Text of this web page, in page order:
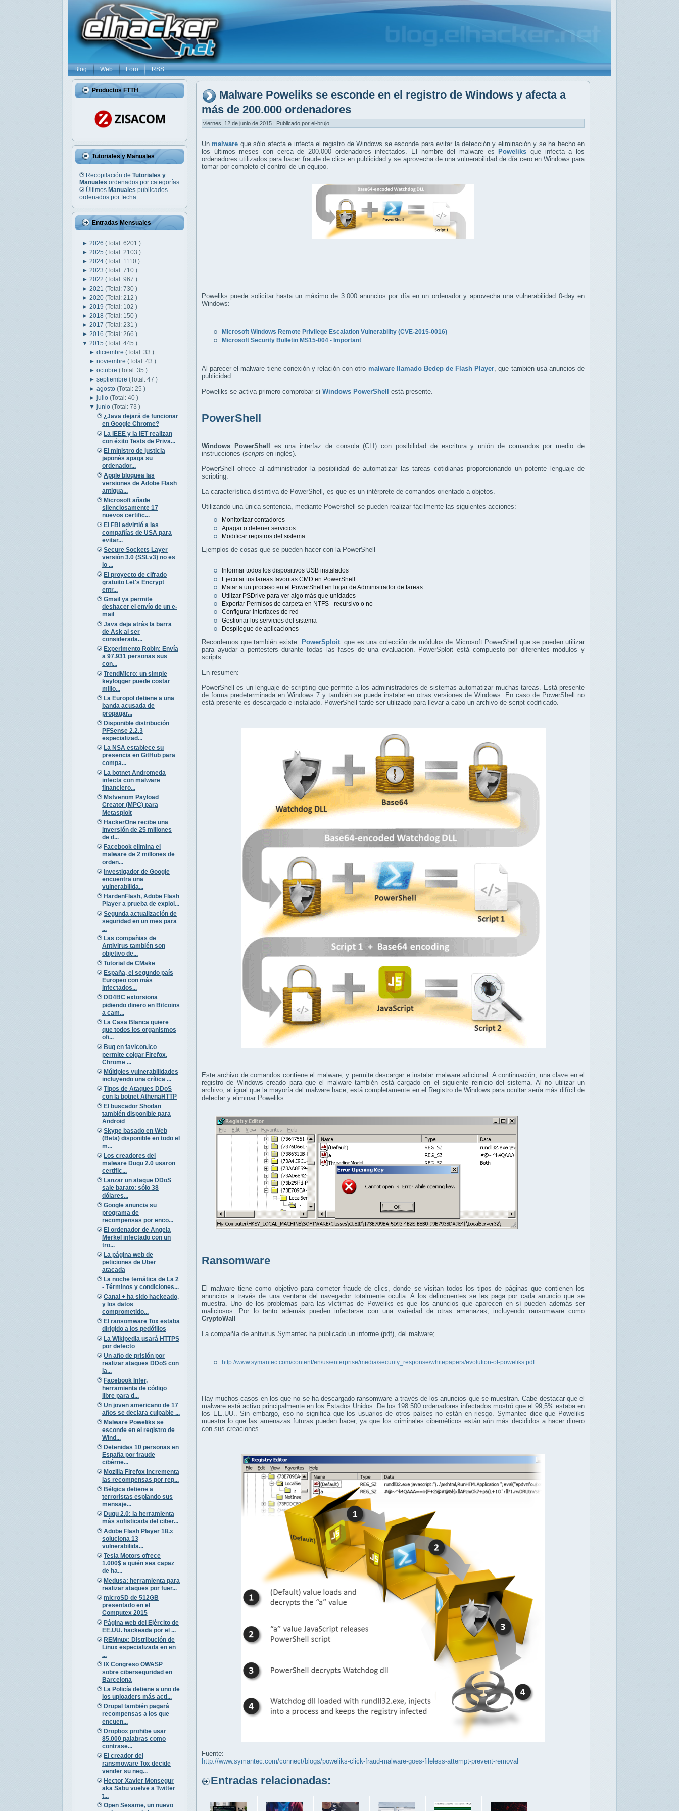
Blog Web Foro RSS
Productos FTTH
Tutoriales y Manuales
Recopilación de Tutoriales y
Manuales ordenados por categorías
Últimos Manuales publicados
ordenados por fecha
Entradas Mensuales
► 2026 (Total: 6201 )
► 2025 (Total: 2103 )
► 2024 (Total: 1110 )
► 2023 (Total: 710 )
► 2022 (Total: 967 )
► 2021 (Total: 730 )
► 2020 (Total: 212 )
► 2019 (Total: 102 )
► 2018 (Total: 150 )
► 2017 (Total: 231 )
► 2016 (Total: 266 )
▼ 2015 (Total: 445 )
►diciembre(Total: 33 )
►noviembre(Total: 43 )
►octubre(Total: 35 )
►septiembre(Total: 47 )
►agosto(Total: 25 )
►julio(Total: 40 )
▼junio(Total: 73 )
¿Java dejará de funcionar
en Google Chrome?
La IEEE y la IET realizan
con éxito Tests de Priva...
El ministro de justicia
japonés apaga su
ordenador...
Apple bloquea las
versiones de Adobe Flash
antigua...
Microsoft añade
silenciosamente 17
nuevos certific...
El FBI advirtió a las
compañías de USA para
evitar...
Secure Sockets Layer
versión 3.0 (SSLv3) no es
lo ...
El proyecto de cifrado
gratuito Let's Encrypt
entr...
Gmail ya permite
deshacer el envío de un e-
mail
Java deja atrás la barra
de Ask al ser
considerada...
Experimento Robin: Envía
a 97.931 personas sus
con...
TrendMicro: un simple
keylogger puede costar
millo...
La Europol detiene a una
banda acusada de
propagar...
Disponible distribución
PFSense 2.2.3
especializad...
La NSA establece su
presencia en GitHub para
compa...
La botnet Andromeda
infecta con malware
financiero...
Msfvenom Payload
Creator (MPC) para
Metasploit
HackerOne recibe una
inversión de 25 millones
de d...
Facebook elimina el
malware de 2 millones de
orden...
Investigador de Google
encuentra una
vulnerabilida...
HardenFlash, Adobe Flash
Player a prueba de exploi...
Segunda actualización de
seguridad en un mes para
...
Las compañias de
Antivirus también son
objetivo de...
Tutorial de CMake
España, el segundo país
Europeo con más
infectados...
DD4BC extorsiona
pidiendo dinero en Bitcoins
a cam...
La Casa Blanca quiere
que todos los organismos
ofi...
Bug en favicon.ico
permite colgar Firefox,
Chrome ...
Múltiples vulnerabilidades
incluyendo una crítica ...
Tipos de Ataques DDoS
con la botnet AthenaHTTP
El buscador Shodan
también disponible para
Android
Skype basado en Web
(Beta) disponible en todo el
m...
Los creadores del
malware Duqu 2.0 usaron
certific...
Lanzar un ataque DDoS
sale barato: sólo 38
dólares...
Google anuncia su
programa de
recompensas por enco...
El ordenador de Angela
Merkel infectado con un
tro...
La página web de
peticiones de Uber
atacada
La noche temática de La 2
- Términos y condiciones...
Canal + ha sido hackeado,
y los datos
comprometido...
El ransomware Tox estaba
dirigido a los pedófilos
La Wikipedia usará HTTPS
por defecto
Un año de prisión por
realizar ataques DDoS con
la...
Facebook Infer,
herramienta de código
libre para d...
Un joven americano de 17
años se declara culpable ...
Malware Poweliks se
esconde en el registro de
Wind...
Detenidas 10 personas en
España por fraude
cibérne...
Mozilla Firefox incrementa
las recompensas por rep...
Bélgica detiene a
terroristas espiando sus
mensaje...
Duqu 2.0: la herramienta
más sofisticada del ciber...
Adobe Flash Player 18.x
soluciona 13
vulnerabilida...
Tesla Motors ofrece
1.000$ a quién sea capaz
de ha...
Medusa: herramienta para
realizar ataques por fuer...
microSD de 512GB
presentado en el
Computex 2015
Página web del Ejército de
EE.UU. hackeada por el ...
REMnux: Distribución de
Linux especializada en en
...
IX Congreso OWASP
sobre ciberseguridad en
Barcelona
La Policía detiene a uno de
los uploaders más acti...
Drupal también pagará
recompensas a los que
encuen...
Dropbox prohibe usar
85.000 palabras como
contrase...
El creador del
ransmoware Tox decide
vender su neg...
Hector Xavier Monsegur
aka Sabu vuelve a Twitter
t...
Open Sesame, un nuevo
Malware Poweliks se esconde en el registro de Windows y afecta a
más de 200.000 ordenadores
viernes, 12 de junio de 2015 | Publicado por el-brujo
Un malware que sólo afecta e infecta el registro de Windows se esconde para evitar la detección y eliminación y se ha hecho en
los últimos meses con cerca de 200.000 ordenadores infectados. El nombre del malware es
Poweliks que infecta a los
ordenadores utilizados para hacer fraude de clics en publicidad y se aprovecha de una vulnerabilidad de día cero en Windows para
tomar por completo el control de un equipo.
Poweliks puede solicitar hasta un máximo de 3.000 anuncios por día en un ordenador y aprovecha una vulnerabilidad 0-day en
Windows:
Microsoft Windows Remote Privilege Escalation Vulnerability (CVE-2015-0016)
Microsoft Security Bulletin MS15-004 - Important
Al parecer el malware tiene conexión y relación con otro malware llamado Bedep de Flash Player, que también usa anuncios de
publicidad.
Poweliks se activa primero comprobar si Windows PowerShell está presente.
PowerShell
Windows PowerShell es una interfaz de consola (CLI) con posibilidad de escritura y unión de comandos por medio de
instrucciones (scripts en inglés).
PowerShell ofrece al administrador la posibilidad de automatizar las tareas cotidianas proporcionando un potente lenguaje de
scripting.
La característica distintiva de PowerShell, es que es un intérprete de comandos orientado a objetos.
Utilizando una única sentencia, mediante Powershell se pueden realizar fácilmente las siguientes acciones:
Monitorizar contadores
Apagar o detener servicios
Modificar registros del sistema
Ejemplos de cosas que se pueden hacer con la PowerShell
Informar todos los dispositivos USB instalados
Ejecutar tus tareas favoritas CMD en PowerShell
Matar a un proceso en el PowerShell en lugar de Administrador de tareas
Utilizar PSDrive para ver algo más que unidades
Exportar Permisos de carpeta en NTFS - recursivo o no
Configurar interfaces de red
Gestionar los servicios del sistema
Despliegue de aplicaciones
Recordemos que también existe PowerSploit: que es una colección de módulos de Microsoft PowerShell que se pueden utilizar
para ayudar a pentesters durante todas las fases de una evaluación. PowerSploit está compuesto por diferentes módulos y
scripts.
En resumen:
PowerShell es un lenguaje de scripting que permite a los administradores de sistemas automatizar muchas tareas. Está presente
de forma predeterminada en Windows 7 y también se puede instalar en otras versiones de Windows. En caso de PowerShell no
está presente es descargado e instalado. PowerShell tarde ser utilizado para llevar a cabo un archivo de script codificado.
Este archivo de comandos contiene el malware, y permite descargar e instalar malware adicional. A continuación, una clave en el
registro de Windows creado para que el malware también está cargado en el siguiente reinicio del sistema. Al no utilizar un
archivo, al igual que la mayoría del malware hace, está completamente en el Registro de Windows para ocultar sería más difícil de
detectar y eliminar Poweliks.
Ransomware
El malware tiene como objetivo para cometer fraude de clics, donde se visitan todos los tipos de páginas que contienen los
anuncios a través de una ventana del navegador totalmente oculta. A los delincuentes se les paga por cada anuncio que se
muestra. Uno de los problemas para las víctimas de Poweliks es que los anuncios que aparecen en sí pueden además ser
maliciosos. Por lo tanto además pueden infectarse con una variedad de otras amenazas, incluyendo ransomware como
CryptoWall
La compañía de antivirus Symantec ha publicado un informe (pdf), del malware;
http://www.symantec.com/content/en/us/enterprise/media/security_response/whitepapers/evolution-of-poweliks.pdf
Hay muchos casos en los que no se ha descargado ransomware a través de los anuncios que se muestran. Cabe destacar que el
malware está activo principalmente en los Estados Unidos. De los 198.500 ordenadores infectados mostró que el 99,5% estaba en
los EE.UU.. Sin embargo, eso no significa que los usuarios de otros países no están en riesgo. Symantec dice que Poweliks
muestra lo que las amenazas futuras pueden hacer, ya que los criminales cibernéticos están aún más decididos a hacer dinero
con sus creaciones.
Fuente:
http://www.symantec.com/connect/blogs/poweliks-click-fraud-malware-goes-fileless-attempt-prevent-removal
Entradas relacionadas: